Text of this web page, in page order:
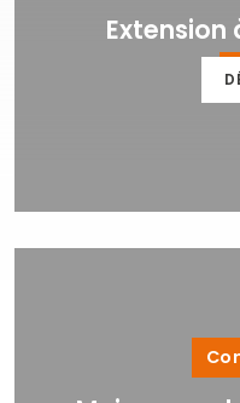
Extension